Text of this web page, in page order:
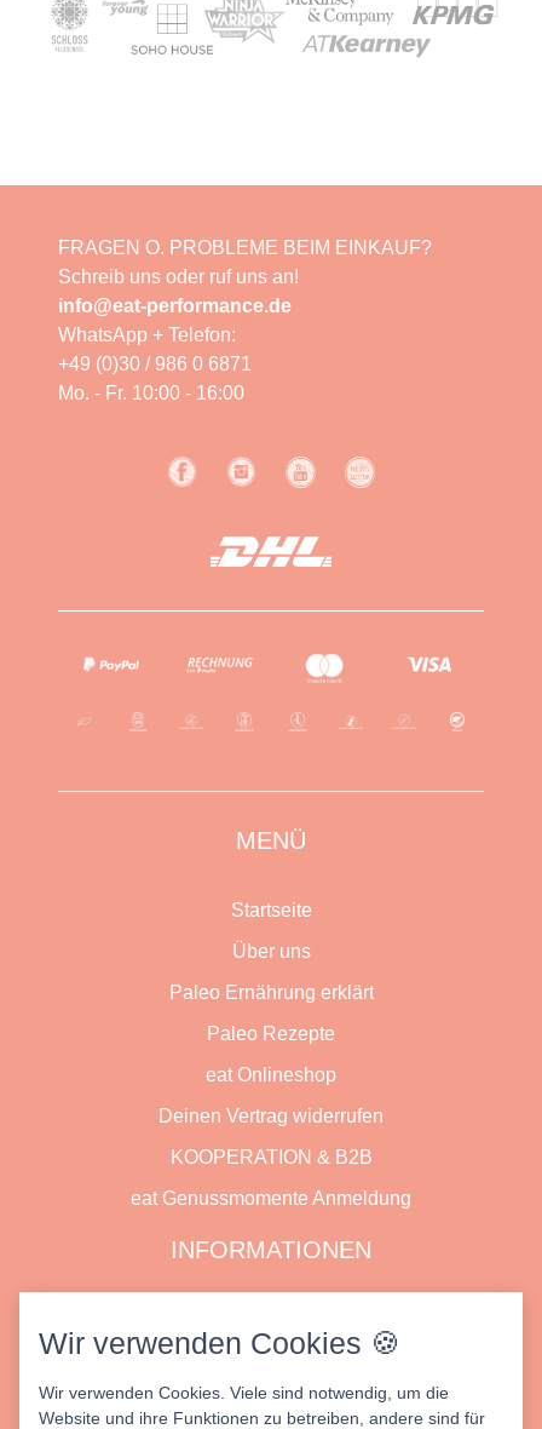
FRAGEN O. PROBLEME BEIM EINKAUF?
Schreib uns oder ruf uns an!
info@eat-performance.de
WhatsApp + Telefon:
+49 (0)30 / 986 0 6871
Mo. - Fr. 10:00 - 16:00
MENÜ
Startseite
Über uns
Paleo Ernährung erklärt
Paleo Rezepte
eat Onlineshop
Deinen Vertrag widerrufen
KOOPERATION & B2B
eat Genussmomente Anmeldung
INFORMATIONEN
Impressum
AGB
Wir verwenden Cookies 🍪
Wir verwenden Cookies. Viele sind notwendig, um die
Website und ihre Funktionen zu betreiben, andere sind für